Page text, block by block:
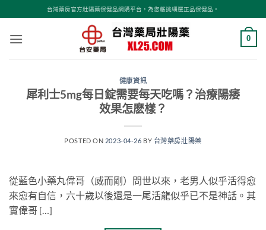
轉
台灣藥房官方壯陽藥保健品網購平台，為您嚴挑細選正品保健品。
0
健康資訊
犀利士5mg每日錠需要每天吃嗎？治療陽痿
效果怎麽樣？
POSTED ON 2023-04-26 BY 台灣藥房壯陽藥
從藍色小藥丸偉哥（威而剛）問世以來，老男人似乎活得愈
來愈有自信，六十歲以後還是一尾活龍似乎已不是神話。其
實偉哥 […]